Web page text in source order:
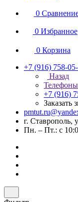
0
0 Избранное
0 Корзина
+7 (916) 758-05-
Назад
Телефоны
+7 (916)
Заказать
г. Ставрополь,
Пн. – Пт.: с